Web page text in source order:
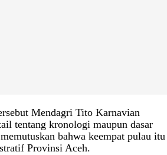
Mendagri Tito Karnavian
tentang kronologi maupun dasar
bahwa keempat pulau itu
Provinsi Aceh.